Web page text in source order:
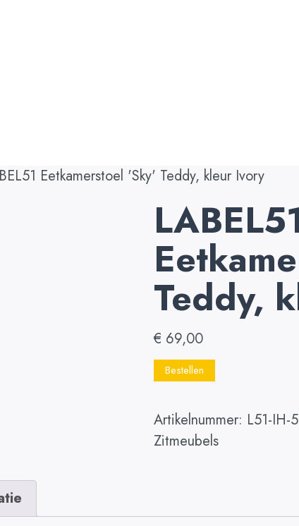
Eetkamerstoel 'Sky' Teddy, kleur Ivory
Teddy,
€ 69,00
Bestellen
Artikelnummer: L51-IH-
Zitmeubels